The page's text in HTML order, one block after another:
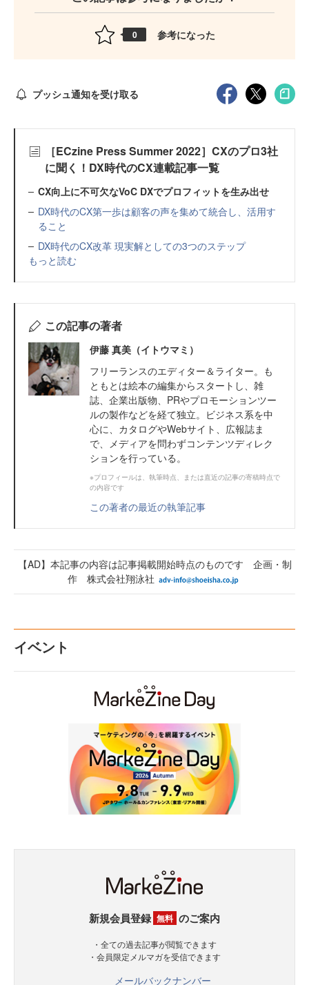
0 参考になった
プッシュ通知を受け取る
［ECzine Press Summer 2022］CXのプロ3社
に聞く！DX時代のCX連載記事一覧
CX向上に不可欠なVoC DXでプロフィットを生み出せ
DX時代のCX第一歩は顧客の声を集めて統合し、活用す
ること
DX時代のCX改革 現実解としての3つのステップ
もっと読む
この記事の著者
伊藤 真美（イトウマミ）
フリーランスのエディター＆ライター。も
ともとは絵本の編集からスタートし、雑
誌、企業出版物、PRやプロモーションツー
ルの製作などを経て独立。ビジネス系を中
心に、カタログやWebサイト、広報誌ま
で、メディアを問わずコンテンツディレク
ションを行っている。
※プロフィールは、執筆時点、または直近の記事の寄稿時点で
の内容です
この著者の最近の執筆記事
【AD】本記事の内容は記事掲載開始時点のものです 企画・制
作 株式会社翔泳社
イベント
新規会員登録 無料 のご案内
・全ての過去記事が閲覧できます
・会員限定メルマガを受信できます
メールバックナンバー